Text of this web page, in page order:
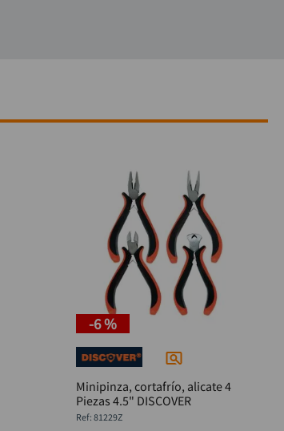
-6 %
Minipinza, cortafrío, alicate 4
Piezas 4.5" DISCOVER
:81229Z